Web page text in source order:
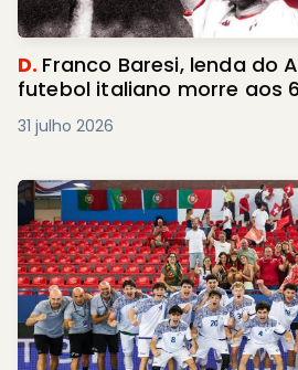
D. Franco Baresi, lenda do
futebol italiano morre aos
31 julho 2026